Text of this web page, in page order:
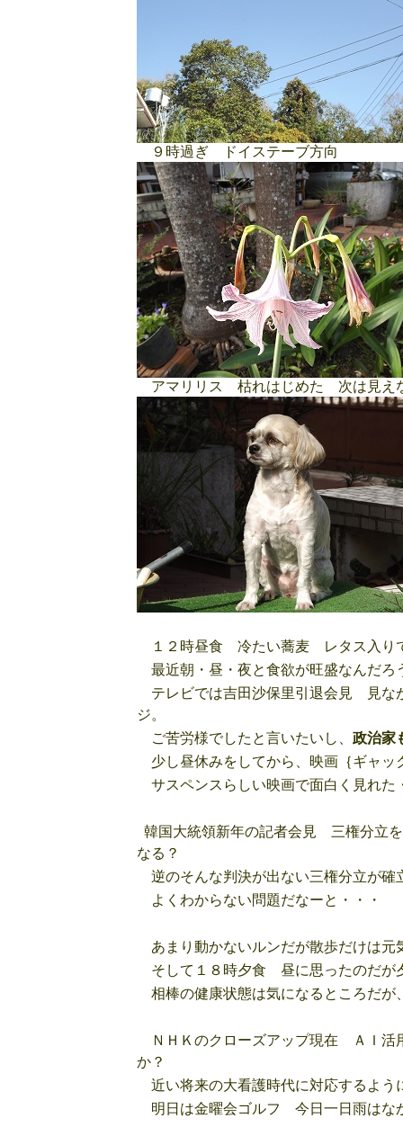
９時過ぎ ドイステーブ方向
アマリリス 枯れはじめた 次は見え
１２時昼食 冷たい蕎麦 レタス入り
最近朝・昼・夜と食欲が旺盛なんだろ
テレビでは吉田沙保里引退会見 見な
ジ。
ご苦労様でしたと言いたいし、 政治家
少し昼休みをしてから、映画｛ギャッ
サスペンスらしい映画で面白く見れた
韓国大統領新年の記者会見 三権分立
なる？
逆のそんな判決が出ない三権分立が確
よくわからない問題だなーと・・・
あまり動かないルンだが散歩だけは元
そして１８時夕食 昼に思ったのだが
相棒の健康状態は気になるところだが
ＮＨＫのクローズアップ現在 ＡＩ活
か？
近い将来の大看護時代に対応するよう
明日は金曜会ゴルフ 今日一日雨はな